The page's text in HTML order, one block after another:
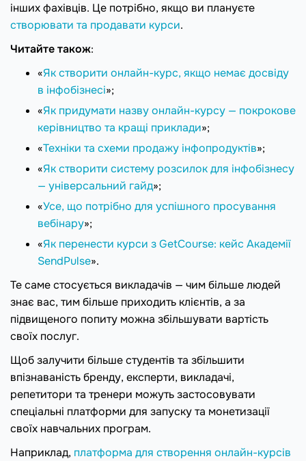
інших фахівців. Це потрібно, якщо ви плануєте
створювати та продавати курси.
Читайте також:
«Як створити онлайн-курс, якщо немає досвіду
в інфобізнесі»;
«Як придумати назву онлайн-курсу — покрокове
керівництво та кращі приклади»;
«Техніки та схеми продажу інфопродуктів»;
«Як створити систему розсилок для інфобізнесу
— універсальний гайд»;
«Усе, що потрібно для успішного просування
вебінару»;
«Як перенести курси з GetCourse: кейс Академії
SendPulse».
Те саме стосується викладачів — чим більше людей
знає вас, тим більше приходить клієнтів, а за
підвищеного попиту можна збільшувати вартість
своїх послуг.
Щоб залучити більше студентів та збільшити
впізнаваність бренду, експерти, викладачі,
репетитори та тренери можуть застосовувати
спеціальні платформи для запуску та монетизації
своїх навчальних програм.
Наприклад, платформа для створення онлайн-курсів